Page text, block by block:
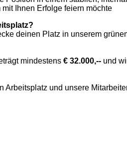
Ihnen Erfolge feiern möchte
deinen Platz in unserem
mindestens € 32.000,-- und
Arbeitsplatz und unsere